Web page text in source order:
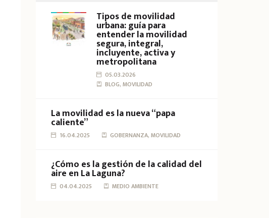
Tipos de movilidad
urbana: guía para
entender la movilidad
segura, integral,
incluyente, activa y
metropolitana
05.03.2026
BLOG, MOVILIDAD
La movilidad es la nueva “papa
caliente”
16.04.2025 GOBERNANZA, MOVILIDAD
¿Cómo es la gestión de la calidad del
aire en La Laguna?
04.04.2025 MEDIO AMBIENTE